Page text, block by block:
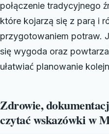
połączenie tradycyjnego
które kojarzą się z parą i
przygotowaniem potraw.
się wygoda oraz
ułatwiać planowanie
Zdrowie,
czytać wskazówki w